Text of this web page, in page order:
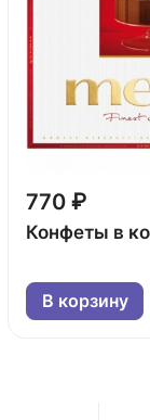
770 ₽
Конфеты в
В корзину